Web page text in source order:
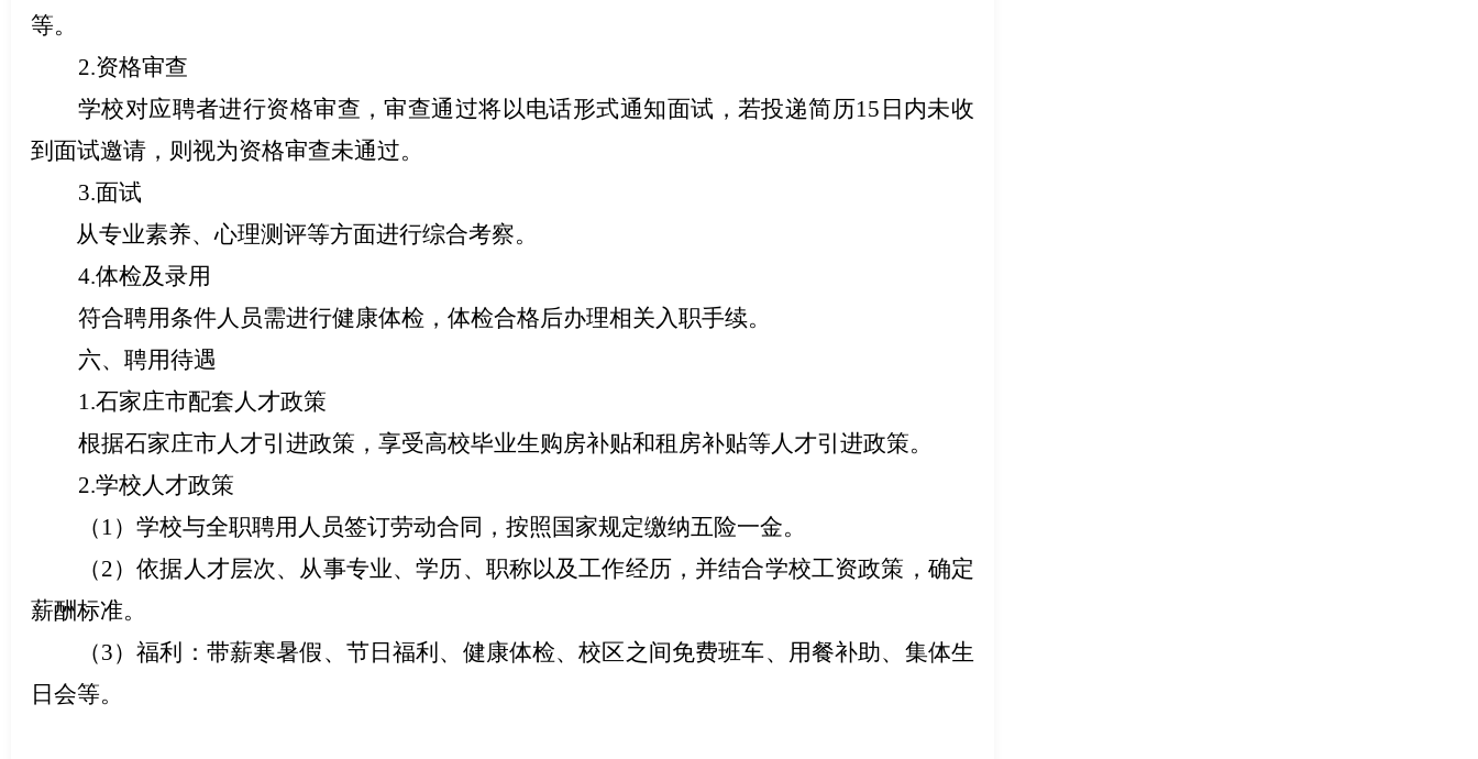
等。
2.资格审查
学校对应聘者进行资格审查，审查通过将以电话形式通知面试，若投递简历15日内未收
到面试邀请，则视为资格审查未通过。
3.面试
从专业素养、心理测评等方面进行综合考察。
4.体检及录用
符合聘用条件人员需进行健康体检，体检合格后办理相关入职手续。
六、聘用待遇
1.石家庄市配套人才政策
根据石家庄市人才引进政策，享受高校毕业生购房补贴和租房补贴等人才引进政策。
2.学校人才政策
（1）学校与全职聘用人员签订劳动合同，按照国家规定缴纳五险一金。
（2）依据人才层次、从事专业、学历、职称以及工作经历，并结合学校工资政策，确定
薪酬标准。
（3）福利：带薪寒暑假、节日福利、健康体检、校区之间免费班车、用餐补助、集体生
日会等。